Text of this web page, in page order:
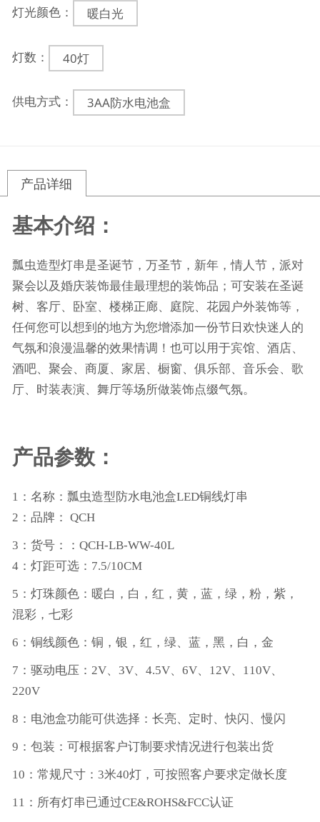
灯光颜色： 暖白光
灯数： 40灯
供电方式： 3AA防水电池盒
产品详细
基本介绍：
瓢虫造型灯串是圣诞节，万圣节，新年，情人节，派对
聚会以及婚庆装饰最佳最理想的装饰品；可安装在圣诞
树、客厅、卧室、楼梯正廊、庭院、花园户外装饰等，
任何您可以想到的地方为您增添加一份节日欢快迷人的
气氛和浪漫温馨的效果情调！也可以用于宾馆、酒店、
酒吧、聚会、商厦、家居、橱窗、俱乐部、音乐会、歌
厅、时装表演、舞厅等场所做装饰点缀气氛。
产品参数：
1：名称： 瓢虫造型防水电池盒LED铜线灯串
2：品牌： QCH
3：货号： ： QCH-LB-WW-40L
4：灯距可选：7.5/10CM
5：灯珠颜色：暖白，白，红，黄，蓝，绿，粉，紫，
混彩，七彩
6：铜线颜色：铜，银，红，绿、蓝，黑，白，金
7：驱动电压：2V、3V、4.5V、6V、12V、110V、
220V
8：电池盒功能可供选择：长亮、定时、快闪、慢闪
9：包装：可根据客户订制要求情况进行包装出货
10：常规尺寸：3米40灯，可按照客户要求定做长度
11：所有灯串已通过CE&ROHS&FCC认证